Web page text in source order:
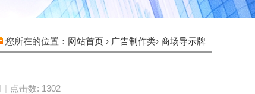
您所在的位置： 网站首页 › 广告制作类› 商场导示牌
| 点击数: 1302